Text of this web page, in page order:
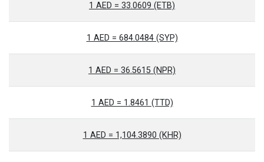
1 AED = 33.0609 (ETB)
1 AED = 684.0484 (SYP)
1 AED = 36.5615 (NPR)
1 AED = 1.8461 (TTD)
1 AED = 1,104.3890 (KHR)